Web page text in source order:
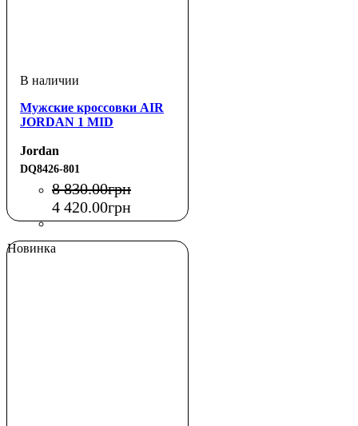
Мужские кроссовки AIR
JORDAN 1 MID
Jordan
DQ8426-801
8 830.00грн
4 420.00грн
Новинка